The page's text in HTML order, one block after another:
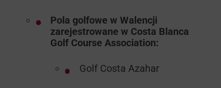
Pola golfowe w Walencji
zarejestrowane w Costa Blanca
Golf Course Association:
Golf Costa Azahar